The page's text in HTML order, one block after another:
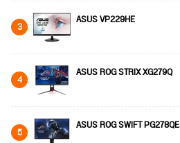
3 ASUS VP229HE
4 ASUS ROG STRIX XG279Q
5 ASUS ROG SWIFT PG278QE